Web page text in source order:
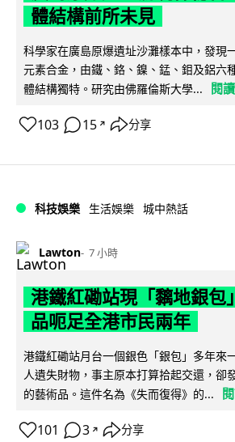
體結構前所未見
科學家在廣島原爆遺址沙灘樣本中，發現
元素合金，由鐵、鉻、鎳、錳、鉬及鋁六
體結構獨特。研究由佛羅倫斯大學...
閱
103 15 ↗ 分享
科技娛樂 生活娛樂 城中熱話
Lawton 7 小時
港鐵紅磡站現「黐地銀包
品呃足全港市民兩年
港鐵紅磡站月台一個銀色「銀包」多年來
人遺失財物，事主原本打算拾起交還，卻
的藝術品。這件名為《失而復得》的...
101 3 ↗ 分享